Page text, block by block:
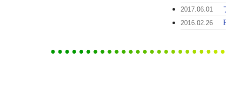
2017.06.01
2016.02.26